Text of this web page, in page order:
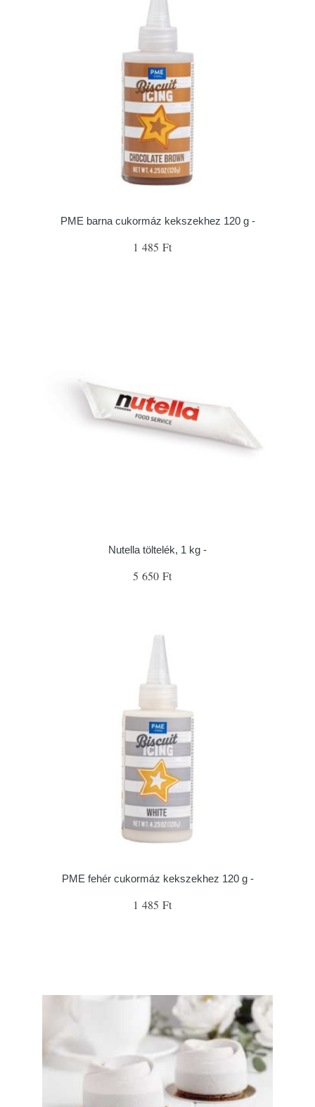
PME barna cukormáz kekszekhez 120 g -
1 485 Ft
Nutella töltelék, 1 kg -
5 650 Ft
PME fehér cukormáz kekszekhez 120 g -
1 485 Ft